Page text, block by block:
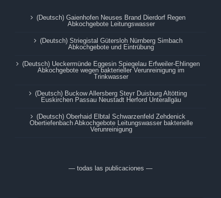
(Deutsch) Gaienhofen Neuses Brand Dierdorf Regen
Abkochgebote Leitungswasser
(Deutsch) Striegistal Gütersloh Nürnberg Simbach
Abkochgebote und Eintrübung
(Deutsch) Ueckermünde Eggesin Spiegelau Erfweiler-Ehlingen
Abkochgebote wegen bakterieller Verunreinigung im
Trinkwasser
(Deutsch) Buckow Allersberg Steyr Duisburg Altötting
Euskirchen Passau Neustadt Herford Unterallgäu
(Deutsch) Oberhaid Elbtal Schwarzenfeld Zehdenick
Obertiefenbach Abkochgebote Leitungswasser bakterielle
Verunreinigung
— todas las publicaciones —